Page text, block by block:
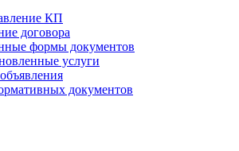
КП
договора
формы документов
услуги
документов